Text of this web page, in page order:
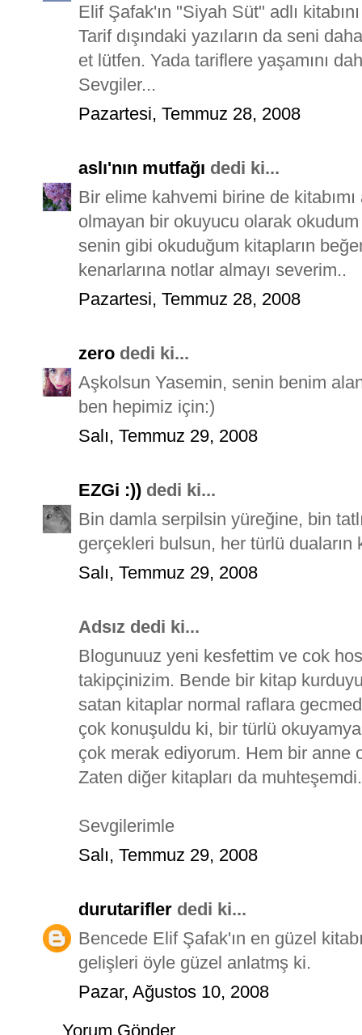
Elif Şafak'ın "Siyah Süt" adlı
Tarif dışındaki yazıların da seni
et lütfen. Yada tariflere yaşamını
Sevgiler...
Pazartesi, Temmuz 28, 2008
aslı'nın mutfağı dedi ki...
Bir elime kahvemi birine de
olmayan bir okuyucu olarak
senin gibi okuduğum kitapların
kenarlarına notlar almayı severim..
Pazartesi, Temmuz 28, 2008
zero dedi ki...
Aşkolsun Yasemin, senin benim
ben hepimiz için:)
Salı, Temmuz 29, 2008
EZGi :)) dedi ki...
Bin damla serpilsin yüreğine, bin
gerçekleri bulsun, her türlü
Salı, Temmuz 29, 2008
Adsız dedi ki...
Blogunuuz yeni kesfettim ve cok
takipçinizim. Bende bir kitap
satan kitaplar normal raflara
çok konuşuldu ki, bir türlü
çok merak ediyorum. Hem bir anne
Zaten diğer kitapları da muhteşemdi.
Sevgilerimle
Salı, Temmuz 29, 2008
durutarifler dedi ki...
Bencede Elif Şafak'ın en güzel
gelişleri öyle güzel anlatmş ki.
Pazar, Ağustos 10, 2008
Yorum Gönder